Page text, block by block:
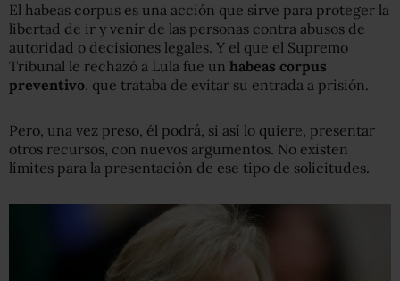
El habeas corpus es una acción que sirve para proteger la
libertad de ir y venir de las personas contra abusos de
autoridad o decisiones legales. Y el que el Supremo
Tribunal le rechazó a Lula fue un habeas corpus
preventivo, que trataba de evitar su entrada a prisión.
Pero, una vez preso, él podrá, si así lo quiere, presentar
otros recursos, con nuevos argumentos. No existen
límites para la presentación de ese tipo de solicitudes.